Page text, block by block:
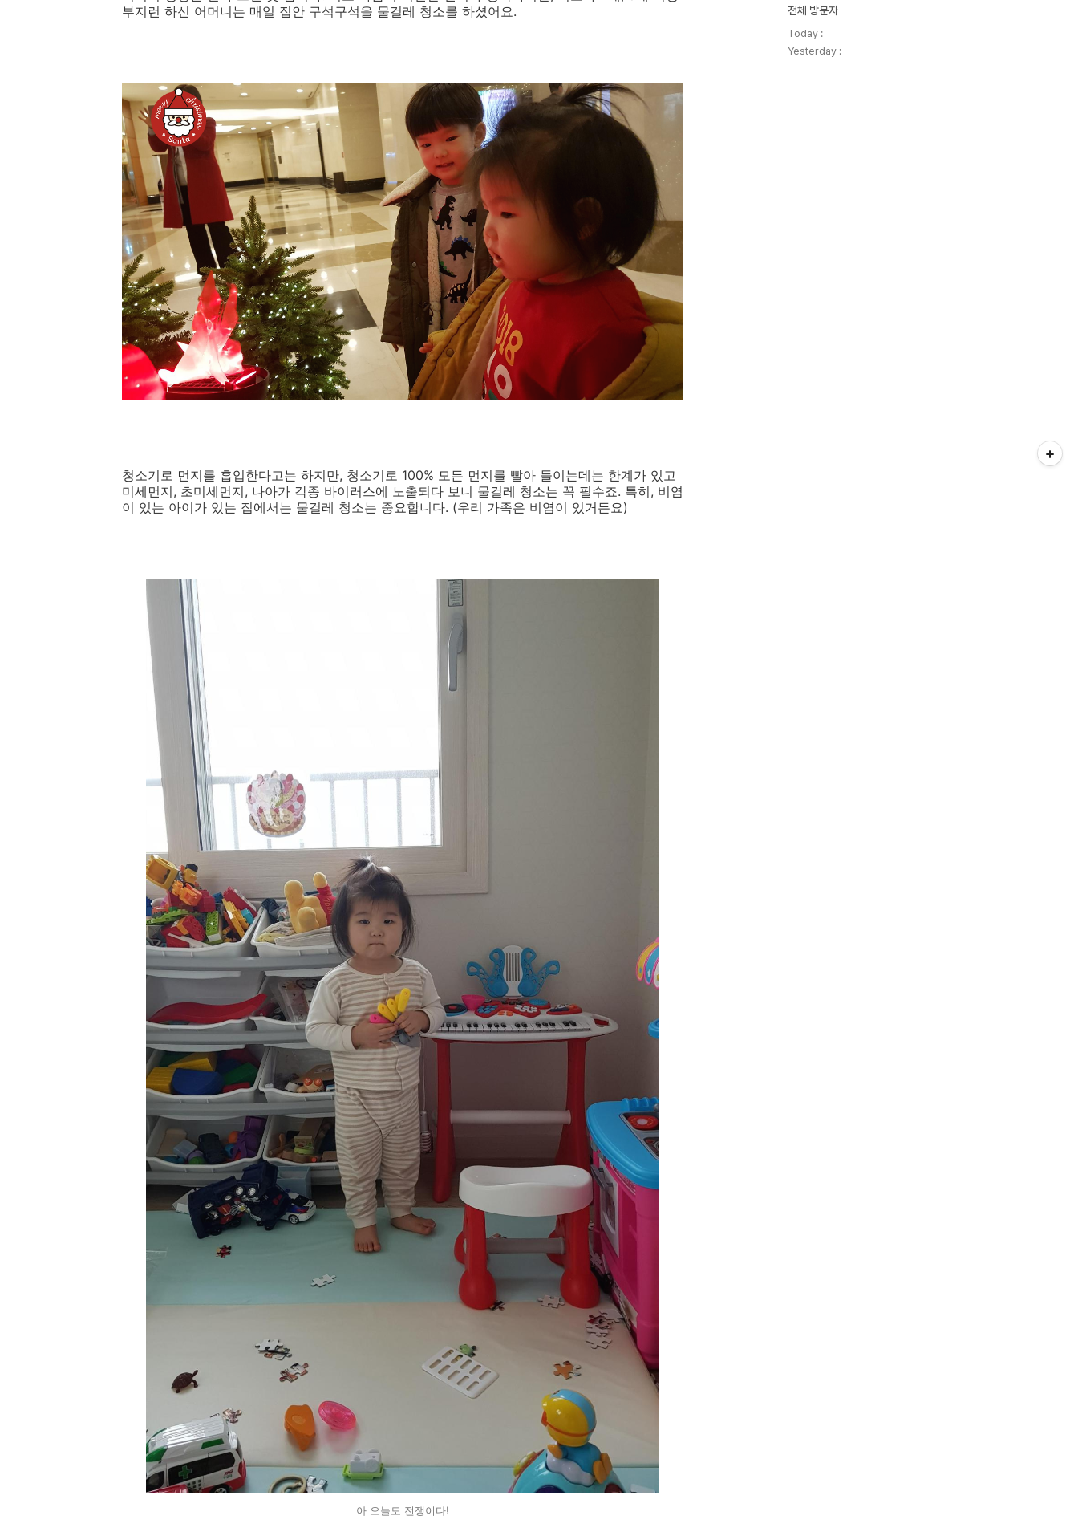
부지런 하신 어머니는 매일 집안 구석구석을 물걸레 청소를 하셨어요.
청소기로 먼지를 흡입한다고는 하지만, 청소기로 100% 모든 먼지를 빨아 들이는데는 한계가 있고
미세먼지, 초미세먼지, 나아가 각종 바이러스에 노출되다 보니 물걸레 청소는 꼭 필수죠. 특히, 비염
이 있는 아이가 있는 집에서는 물걸레 청소는 중요합니다. (우리 가족은 비염이 있거든요)
아 오늘도 전쟁이다!
전체 방문자
Today :
Yesterday :